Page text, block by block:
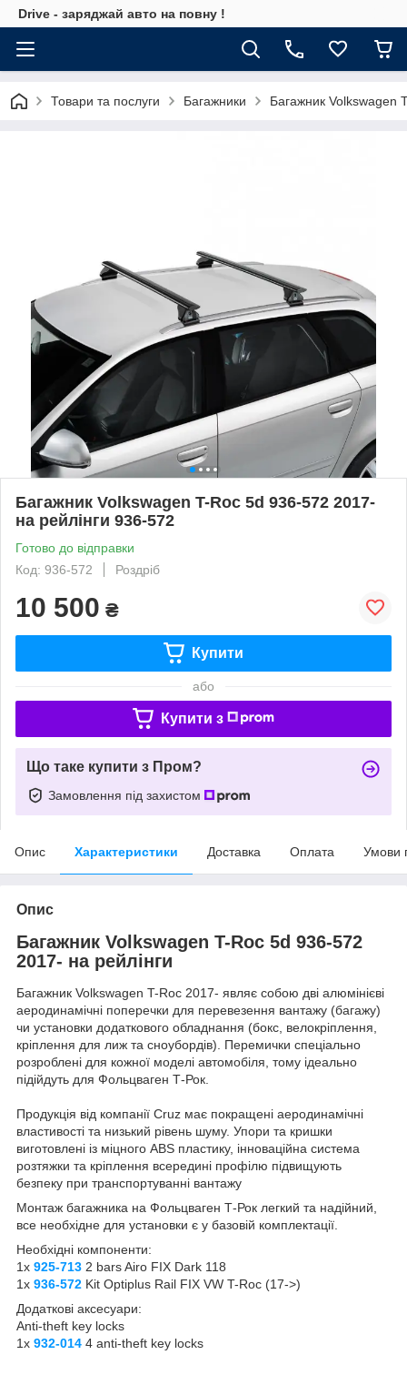
Drive - заряджай авто на повну !
Товари та послуги Багажники Багажник Volkswagen
Багажник Volkswagen T-Roc 5d 936-572 2017-
на рейлінги 936-572
Готово до відправки
Код: 936-572
Роздріб
10 500 ₴
Купити
або
Купити з
Що таке купити з Пром?
Замовлення під захистом
Опис Характеристики Доставка Оплата Умови
Опис
Багажник Volkswagen T-Roc 5d 936-572
2017- на рейлінги
Багажник Volkswagen T-Roc 2017- являє собою дві алюмінієві
аеродинамічні поперечки для перевезення вантажу (багажу)
чи установки додаткового обладнання (бокс, велокріплення,
кріплення для лиж та сноубордів). Перемички спеціально
розроблені для кожної моделі автомобіля, тому ідеально
підійдуть для Фольцваген Т-Рок.
Продукція від компанії Cruz має покращені аеродинамічні
властивості та низький рівень шуму. Упори та кришки
виготовлені із міцного ABS пластику, інноваційна система
розтяжки та кріплення всередині профілю підвищують
безпеку при транспортуванні вантажу
Монтаж багажника на Фольцваген Т-Рок легкий та надійний,
все необхідне для установки є у базовій комплектації.
Необхідні компоненти:
1x 925-713 2 bars Airo FIX Dark 118
1x 936-572 Kit Optiplus Rail FIX VW T-Roc (17->)
Додаткові аксесуари:
Anti-theft key locks
1x 932-014 4 anti-theft key locks